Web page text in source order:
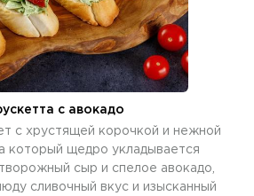
с авокадо
с хрустящей корочкой и нежной
который щедро укладывается
сыр и спелое авокадо,
сливочный вкус и изысканный